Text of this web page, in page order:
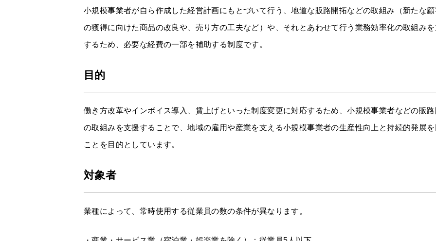
小規模事業者が自ら作成した経営計画にもとづいて行う、地道な販路開拓などの取組み（新たな顧
の獲得に向けた商品の改良や、売り方の工夫など）や、それとあわせて行う業務効率化の取組みを
するため、必要な経費の一部を補助する制度です。
目的
働き方改革やインボイス導入、賃上げといった制度変更に対応するため、小規模事業者などの販路
の取組みを支援することで、地域の雇用や産業を支える小規模事業者の生産性向上と持続的発展を
ことを目的としています。
対象者
業種によって、常時使用する従業員の数の条件が異なります。